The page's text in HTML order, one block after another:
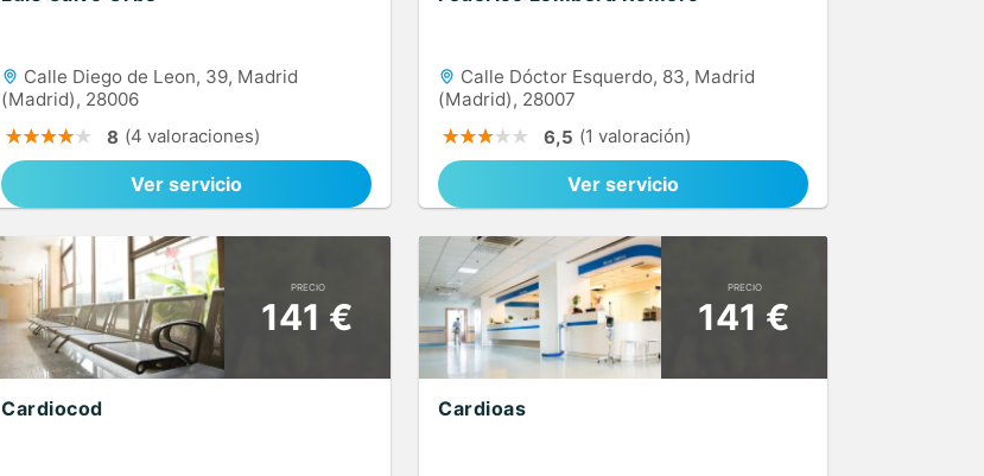
Calle Diego de Leon, 39, Madrid
(Madrid), 28006
8 (4 valoraciones)
Ver servicio
Calle Dóctor Esquerdo, 83, Madrid
(Madrid), 28007
6,5 (1 valoración)
Ver servicio
PRECIO
141 €
Cardiocod
PRECIO
141 €
Cardioas